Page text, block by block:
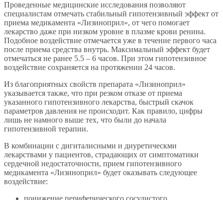
Проведенные медицинские исследования позволяют
специалистам отмечать стабильный гипотензивный эффект от
приема медикамента «Лизиноприл», от чего помогает
лекарство даже при низком уровне в плазме крови ренина.
Подобное воздействие отмечается уже в течение первого часа
после приема средства внутрь. Максимальный эффект будет
отмечаться не ранее 5.5 – 6 часов. При этом гипотензивное
воздействие сохраняется на протяжении 24 часов.
Из благоприятных свойств препарата «Лизиноприл»
указывается также, что при резком отказе от приема
указанного гипотензивного лекарства, быстрый скачок
параметров давления не происходит. Как правило, цифры
лишь не намного выше тех, что были до начала
гипотензивной терапии.
В комбинации с дигиталисными и диуретическми
лекарствами у пациентов, страдающих от симптоматики
сердечной недостаточности, прием гипотензивного
медикамента «Лизиноприл» будет оказывать следующее
воздействие: